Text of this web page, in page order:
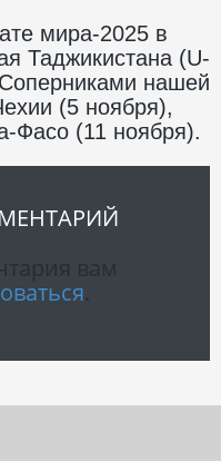
мира-2025 в
Таджикистана (U-
нашей
(5 ноября),
Фасо (11 ноября).